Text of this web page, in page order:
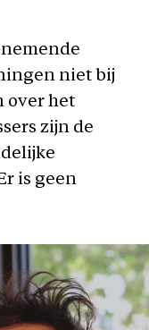
niet bij
over het
zijn de
is geen